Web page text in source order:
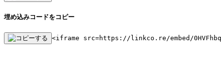
埋め込みコードをコピー
<iframe src=https://linkco.re/embed/